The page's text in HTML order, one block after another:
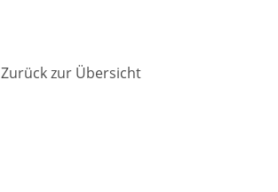
Zurück zur Übersicht